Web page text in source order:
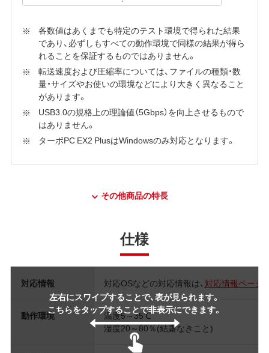
各数値はあくまでも特定のテスト環境で得られた結果
であり、必ずしもすべての動作環境で同様の結果が得ら
れることを保証するものではありません。
転送速度および圧縮率については、ファイルの種類・数
量・サイズやお使いの環境などにより大きく異なること
があります。
USB3.0の規格上の理論値（5Gbps）を向上させるもので
はありません。
ターボPC EX2 PlusはWindowsのみ対応となります。
その他商品の特長
仕様
左右にスワイプすることで、表が見られます。
こちらをタップすることで非表示にできます。
対応情報 対応OSなどの対応情報は、 対応情報ページ
動作環境
温度5～35℃
湿度20～80％(結露なきこと)